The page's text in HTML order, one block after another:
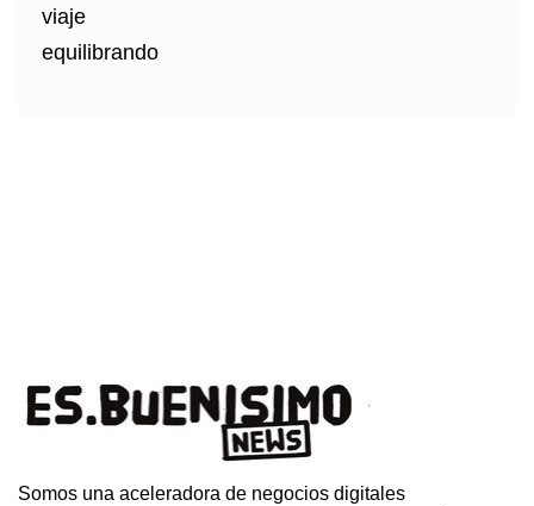
Somos una aceleradora de negocios digitales